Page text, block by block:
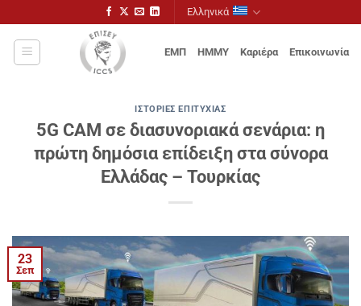
στο
περιεχόμενο
Ελληνικά
ΕΜΠ ΗΜΜΥ Καριέρα Επικοινωνία
ΙΣΤΟΡΊΕΣ ΕΠΙΤΥΧΊΑΣ
5G CAM σε διασυνοριακά σενάρια: η
πρώτη δημόσια επίδειξη στα σύνορα
Ελλάδας – Τουρκίας
23
Σεπ